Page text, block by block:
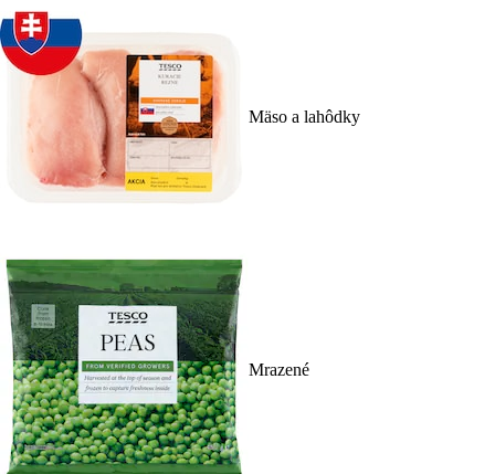
Mäso a lahôdky
Mrazené